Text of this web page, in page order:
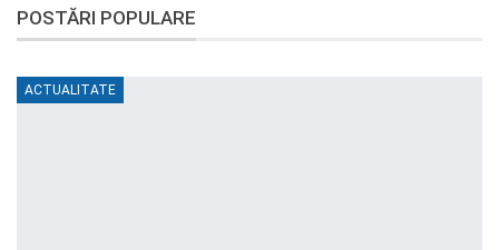
POSTĂRI POPULARE
ACTUALITATE